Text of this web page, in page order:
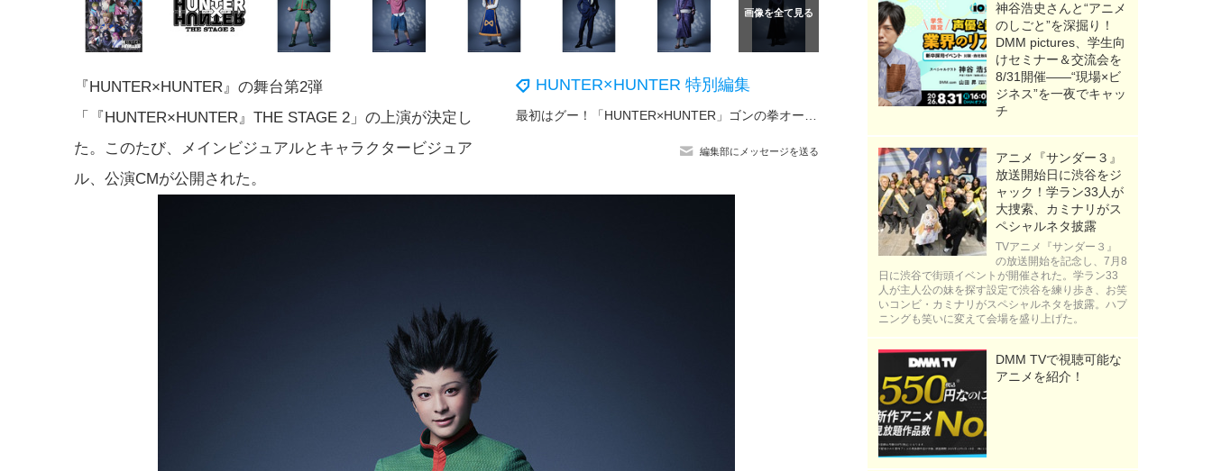
HUNTER×HUNTER 特別編集
編集部にメッセージを送る
『HUNTER×HUNTER』の舞台第2弾
「『HUNTER×HUNTER』THE STAGE 2」の上演が決定し
た。このたび、メインビジュアルとキャラクタービジュア
ル、公演CMが公開された。
神谷浩史さんと“アニメ
のしごと”を深掘り！
DMM pictures、学生向
けセミナー＆交流会を
8/31開催――“現場×ビ
ジネス”を一夜でキャッ
チ
アニメ『サンダー３』
放送開始日に渋谷をジ
ャック！学ラン33人が
大捜索、カミナリがス
ペシャルネタ披露
TVアニメ『サンダー３』
の放送開始を記念し、7月8
日に渋谷で街頭イベントが開催された。学ラン33
人が主人公の妹を探す設定で渋谷を練り歩き、お笑
いコンビ・カミナリがスペシャルネタを披露。ハプ
ニングも笑いに変えて会場を盛り上げた。
DMM TVで視聴可能な
アニメを紹介！